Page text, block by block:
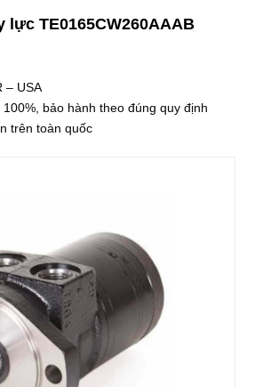
lực TE0165CW260AAAB
– USA
bảo hành theo đúng quy định
trên toàn quốc